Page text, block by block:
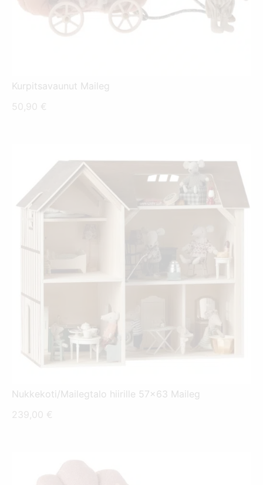
Kurpitsavaunut Maileg
50,90 €
Nukkekoti/Mailegtalo hiirille 57x63 Maileg
239,00 €